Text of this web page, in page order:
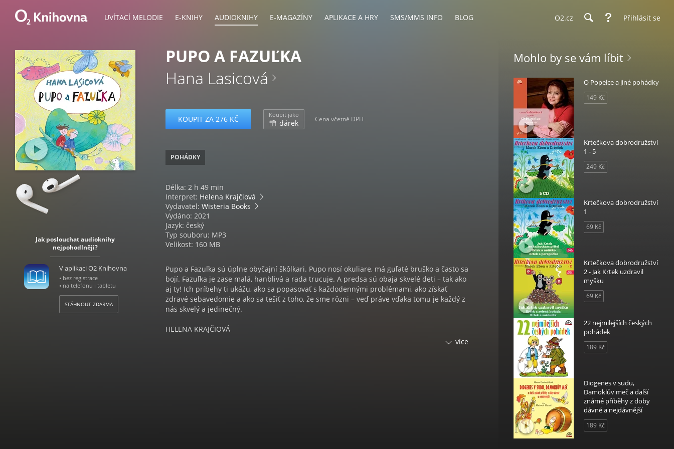
UVÍTACÍ MELODIE E-KNIHY AUDIOKNIHY E-MAGAZÍNY APLIKACE A HRY SMS/MMS INFO BLOG O2.cz Přihlásit se
Jak poslouchat audioknihy
nejpohodlněji?
V aplikaci O2 Knihovna
• bez registrace
• na telefonu i tabletu
STÁHNOUT ZDARMA
PUPO A FAZUĽKA
Hana Lasicová
KOUPIT ZA 276 KČ Koupit jako
dárek Cena včetně DPH
POHÁDKY
Délka: 2 h 49 min
Interpret: Helena Krajčiová
Vydavatel: Wisteria Books
Vydáno: 2021
Jazyk: český
Typ souboru: MP3
Velikost: 160 MB
Pupo a Fazuľka sú úplne obyčajní škôlkari. Pupo nosí okuliare, má guľaté bruško a často sa
bojí. Fazuľka je zase malá, hanblivá a rada trucuje. A predsa sú obaja skvelé deti – tak ako
aj ty! Ich príbehy ti ukážu, ako sa popasovať s každodennými problémami, ako získať
zdravé sebavedomie a ako sa tešiť z toho, že sme rôzni – veď práve vďaka tomu je každý z
nás skvelý a jedinečný.
HELENA KRAJČIOVÁ
Po štúdiu herectva na VŠMU sa stala členkou Slovenského národného divadla, neskôr více
Mohlo by se vám líbit
O Popelce a jiné pohádky
149 Kč
Krtečkova dobrodružství
1 - 5
249 Kč
Krtečkova dobrodružství
1
69 Kč
Krtečkova dobrodružství
2 - Jak Krtek uzdravil
myšku
69 Kč
22 nejmilejších českých
pohádek
189 Kč
Diogenes v sudu,
Damoklův meč a další
známé příběhy z doby
dávné a nejdávnější
189 Kč